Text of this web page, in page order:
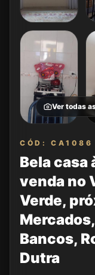
Ver todas
CÓD: CA1086
Bela casa
venda no
Verde,
Mercados,
Bancos,
Dutra